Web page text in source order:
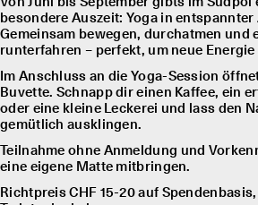
besondere Auszeit: Yoga in
Gemeinsam bewegen, durchatmen und
runterfahren – perfekt, um neue Energie
Im Anschluss an die Yoga-Session
Buvette. Schnapp dir einen Kaffee, ein
oder eine kleine Leckerei und lass den
gemütlich ausklingen.
Teilnahme ohne Anmeldung und
eine eigene Matte mitbringen.
Richtpreis CHF 15-20 auf